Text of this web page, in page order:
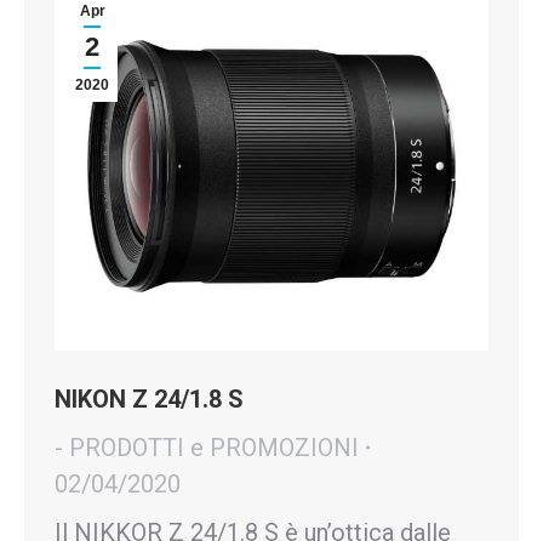
Apr
2
2020
NIKON Z 24/1.8 S
- PRODOTTI e PROMOZIONI
02/04/2020
Il NIKKOR Z 24/1.8 S è un’ottica dalle